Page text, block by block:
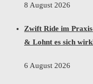
8 August 2026
Zwift Ride im
& Lohnt es sich
6 August 2026